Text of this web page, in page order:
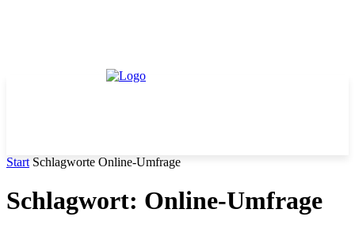
Start Schlagworte Online-Umfrage
Schlagwort: Online-Umfrage